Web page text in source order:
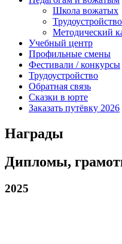
Школа вожатых
Методический
Учебный центр
Профильные смены
Фестивали / конкурсы
Трудоустройство
Обратная связь
Сказки в юрте
Заказать путёвку 2026
Награды
Дипломы,
2025